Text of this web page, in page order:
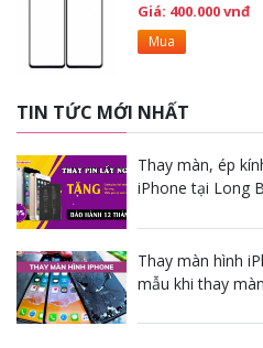
Giá: 400.000 vnđ
Mua
TIN TỨC MỚI NHẤT
Thay màn, ép
iPhone tại Long
Thay màn hình
mẫu khi thay